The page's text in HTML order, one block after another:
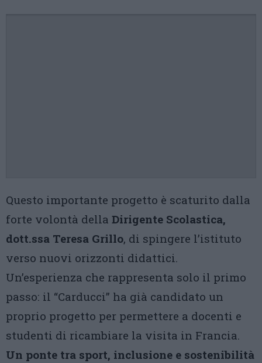
Questo importante progetto è scaturito dalla
forte volontà della Dirigente Scolastica,
dott.ssa Teresa Grillo, di spingere l’istituto
verso nuovi orizzonti didattici.
Un’esperienza che rappresenta solo il primo
passo: il “Carducci” ha già candidato un
proprio progetto per permettere a docenti e
studenti di ricambiare la visita in Francia.
Un ponte tra sport, inclusione e sostenibilità